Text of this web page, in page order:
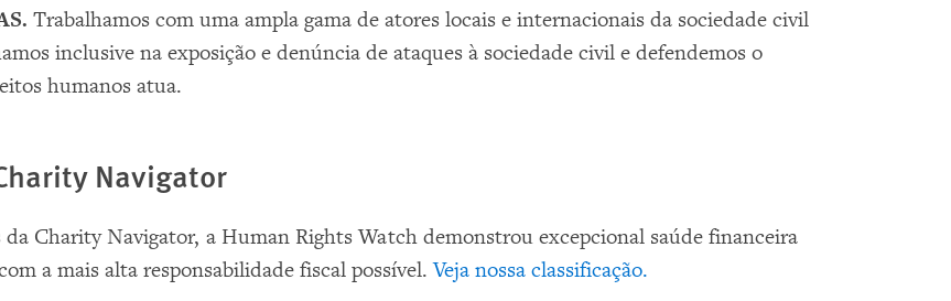
Trabalhamos com uma ampla gama de atores locais e internacionais da sociedade civil
inclusive na exposição e denúncia de ataques à sociedade civil e defendemos o
humanos atua.
Navigator
Charity Navigator, a Human Rights Watch demonstrou excepcional saúde financeira
a mais alta responsabilidade fiscal possível.Veja nossa classificação.